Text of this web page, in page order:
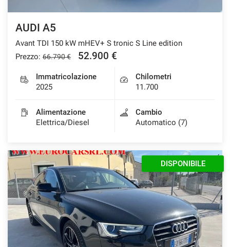
AUDI A5
Avant TDI 150 kW mHEV+ S tronic S Line edition
Prezzo: 66.790 € 52.900 €
Immatricolazione
2025
Chilometri
11.700
Alimentazione
Elettrica/Diesel
Cambio
Automatico (7)
DISPONIBILE
impostazioni